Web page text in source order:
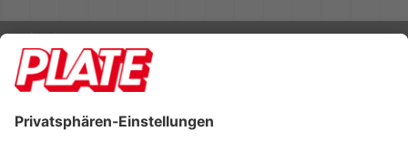
Rufen Sie uns an 04298 401-0
Lieferbedingungen Impressum
Footer anzeigen